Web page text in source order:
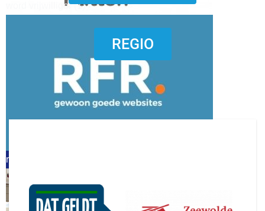
word vrijwilliger (1)
word vrijwilliger (1)
refreshed webdesign putten
REGIO